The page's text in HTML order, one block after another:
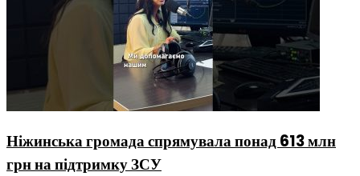
Ніжинська громада спрямувала понад 613 млн
грн на підтримку ЗСУ